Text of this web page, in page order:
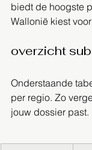
biedt de hoogste
Wallonië kiest
overzicht
Onderstaande
per regio. Zo
jouw dossier past.